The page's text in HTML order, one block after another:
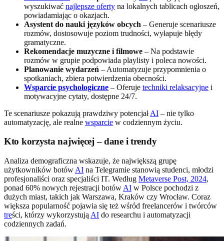
wyszukiwać najlepsze oferty na lokalnych tablicach ogłoszeń,
powiadamiając o okazjach.
Asystent do nauki języków obcych – Generuje scenariusze
rozmów, dostosowuje poziom trudności, wyłapuje błędy
gramatyczne.
Rekomendacje muzyczne i filmowe – Na podstawie
rozmów w grupie podpowiada playlisty i poleca nowości.
Planowanie wydarzeń – Automatyzuje przypomnienia o
spotkaniach, zbiera potwierdzenia obecności.
Wsparcie psychologiczne – Oferuje techniki relaksacyjne i
motywacyjne cytaty, dostępne 24/7.
Te scenariusze pokazują prawdziwy potencjałAI – nie tylko
automatyzację, ale realne wsparcie w codziennym życiu.
Kto korzysta najwięcej – dane i trendy
Analiza demograficzna wskazuje, że największą grupę
użytkowników botów AI na Telegramie stanowią studenci, młodzi
profesjonaliści oraz specjaliści IT. Według Metaverse Post, 2024,
ponad 60% nowych rejestracji botów AI w Polsce pochodzi z
dużych miast, takich jak Warszawa, Kraków czy Wrocław. Coraz
większa popularność pojawia się też wśród freelancerów i twórców
treści, którzy wykorzystują AI do researchu i automatyzacji
codziennych zadań.